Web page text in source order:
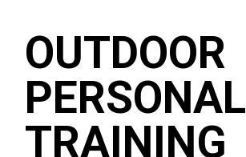
OUTDOOR
PERSONAL